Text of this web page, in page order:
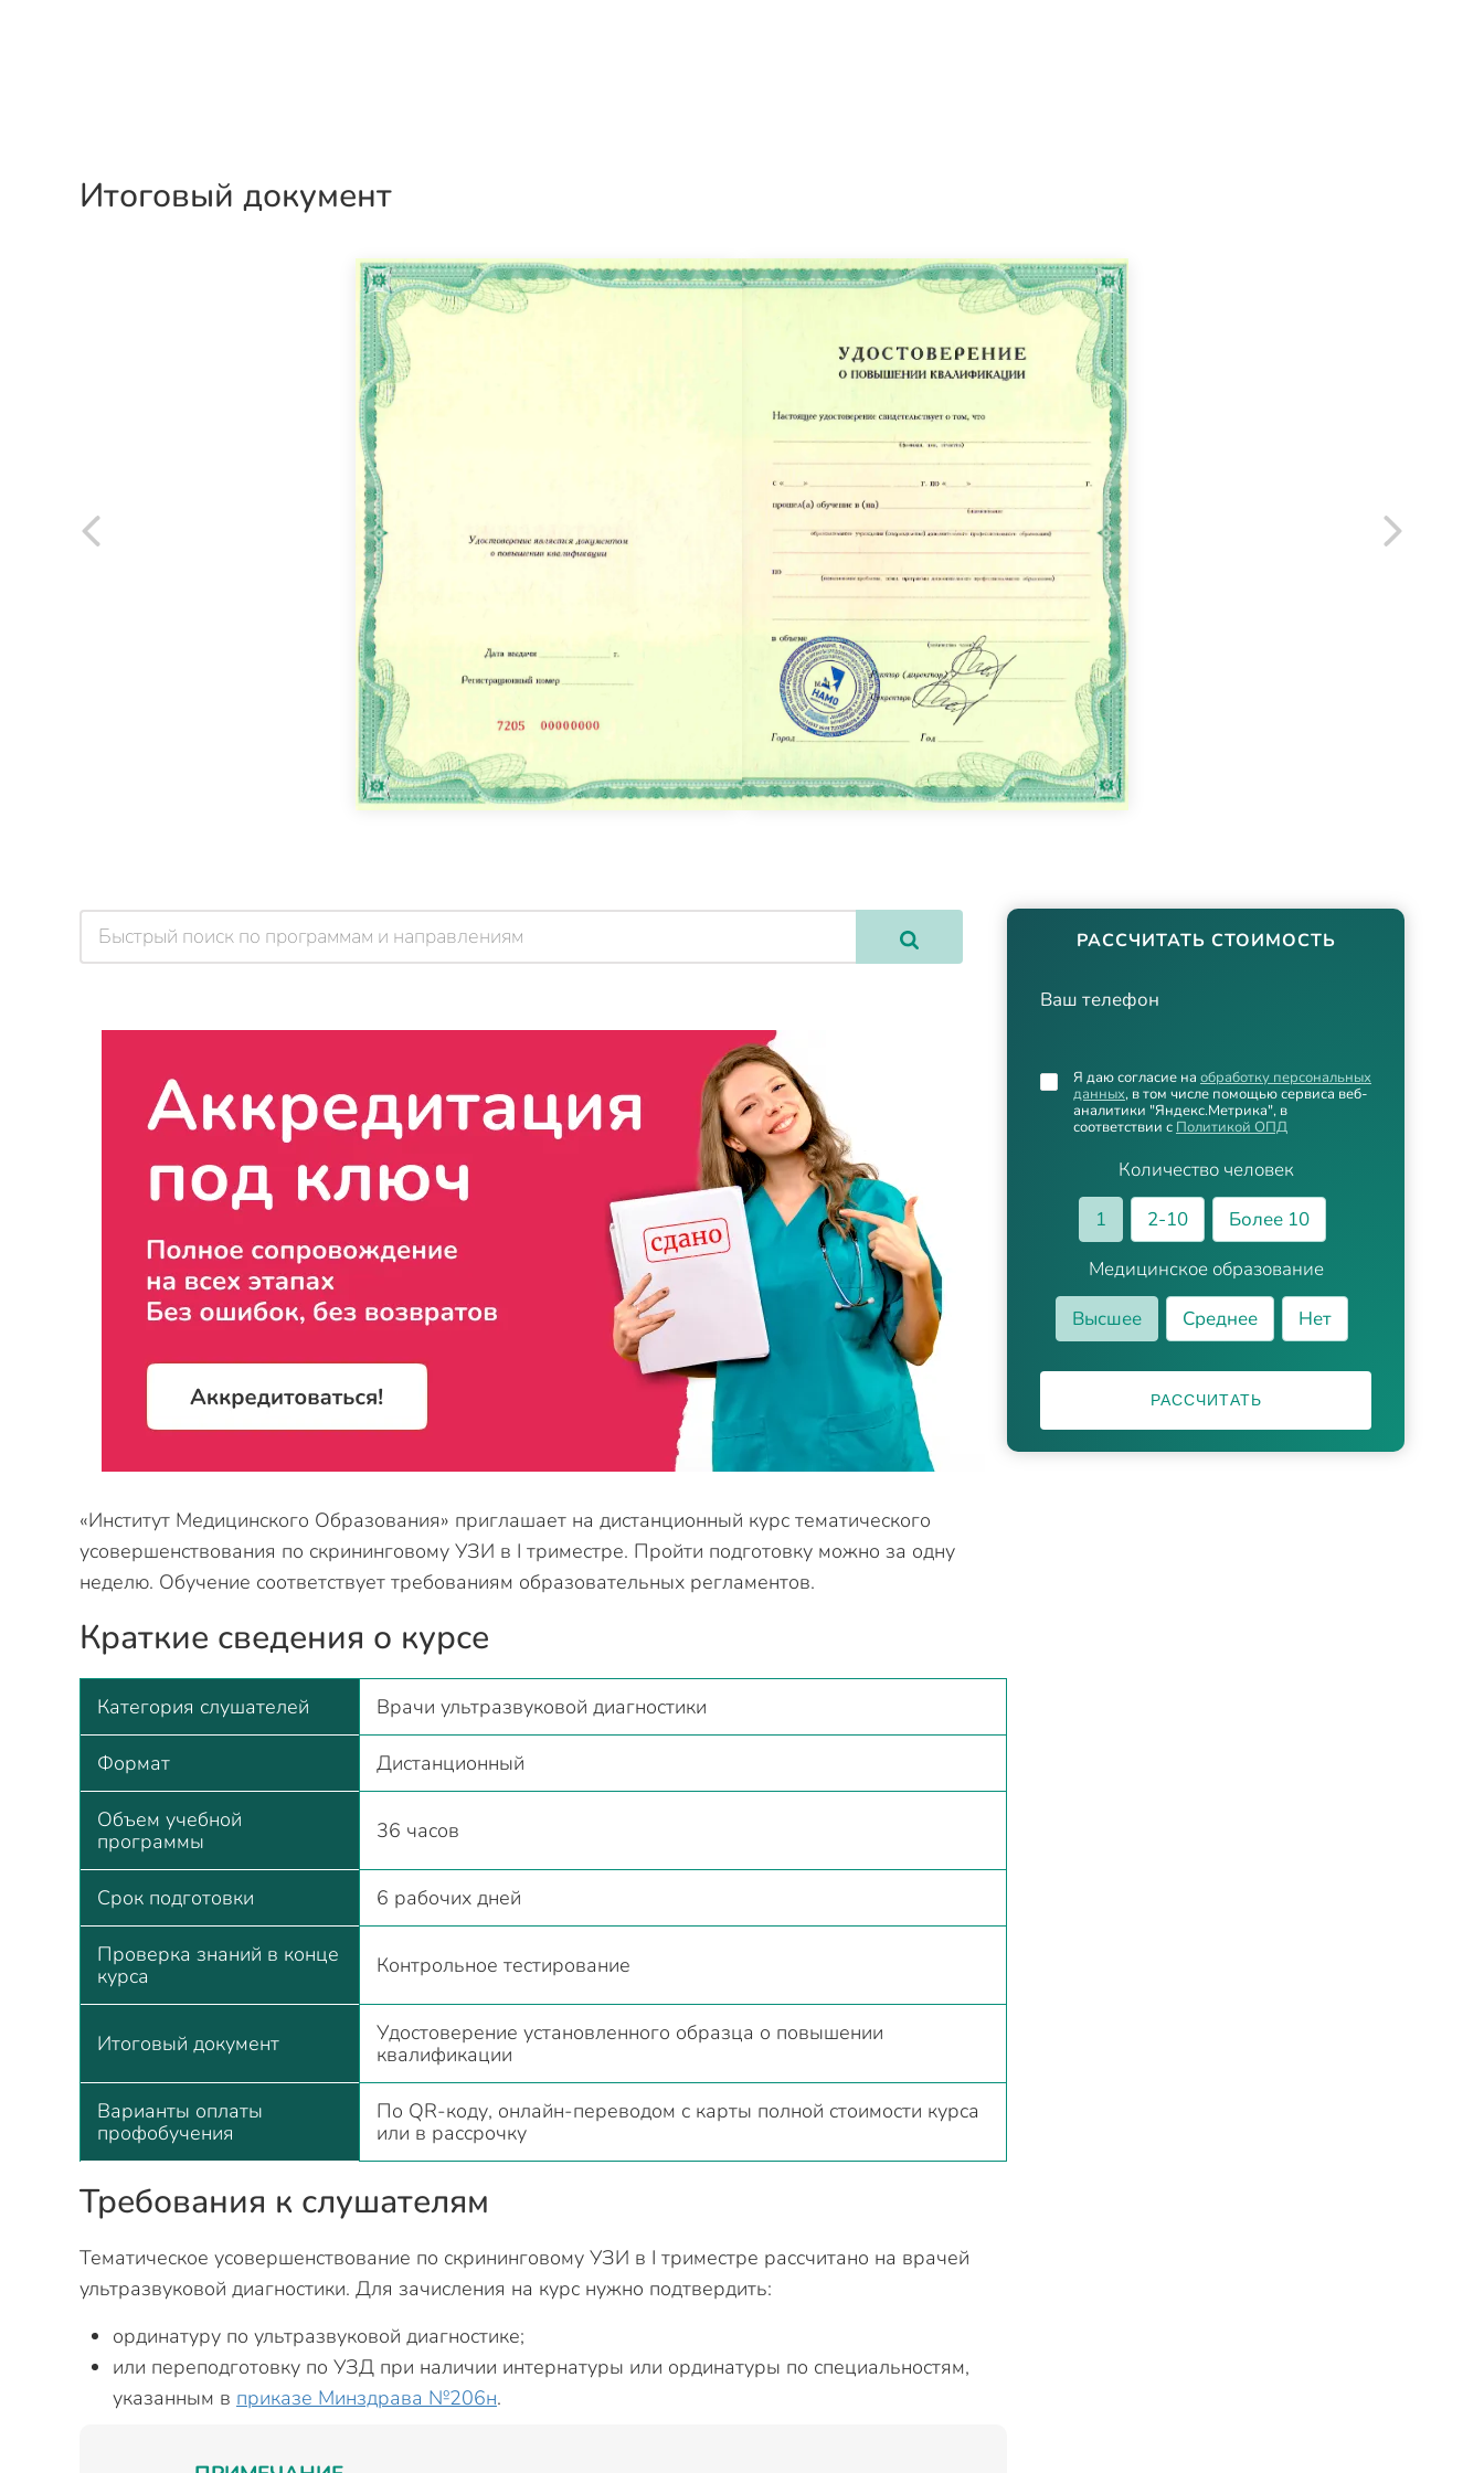
Итоговый документ
РАССЧИТАТЬ СТОИМОСТЬ
Ваш телефон
Количество человек
1
2-10
Более 10
Медицинское образование
Высшее
Среднее Нет
Я даю согласие на обработку персональных
данных, в том числе помощью сервиса веб-
аналитики "Яндекс.Метрика", в
соответствии с Политикой ОПД
РАССЧИТАТЬ
«Институт Медицинского Образования» приглашает на дистанционный курс тематического
усовершенствования по скрининговому УЗИ в I триместре. Пройти подготовку можно за одну
неделю. Обучение соответствует требованиям образовательных регламентов.
Краткие сведения о курсе
Категория слушателей Врачи ультразвуковой диагностики
Формат Дистанционный
Объем учебной
программы
36 часов
Срок подготовки 6 рабочих дней
Проверка знаний в конце
курса
Контрольное тестирование
Итоговый документ
Удостоверение установленного образца о повышении
квалификации
Варианты оплаты
профобучения
По QR-коду, онлайн-переводом с карты полной стоимости курса
или в рассрочку
Требования к слушателям
Тематическое усовершенствование по скрининговому УЗИ в I триместре рассчитано на врачей
ультразвуковой диагностики. Для зачисления на курс нужно подтвердить:
ординатуру по ультразвуковой диагностике;
или переподготовку по УЗД при наличии интернатуры или ординатуры по специальностям,
указанным в приказе Минздрава №206н.